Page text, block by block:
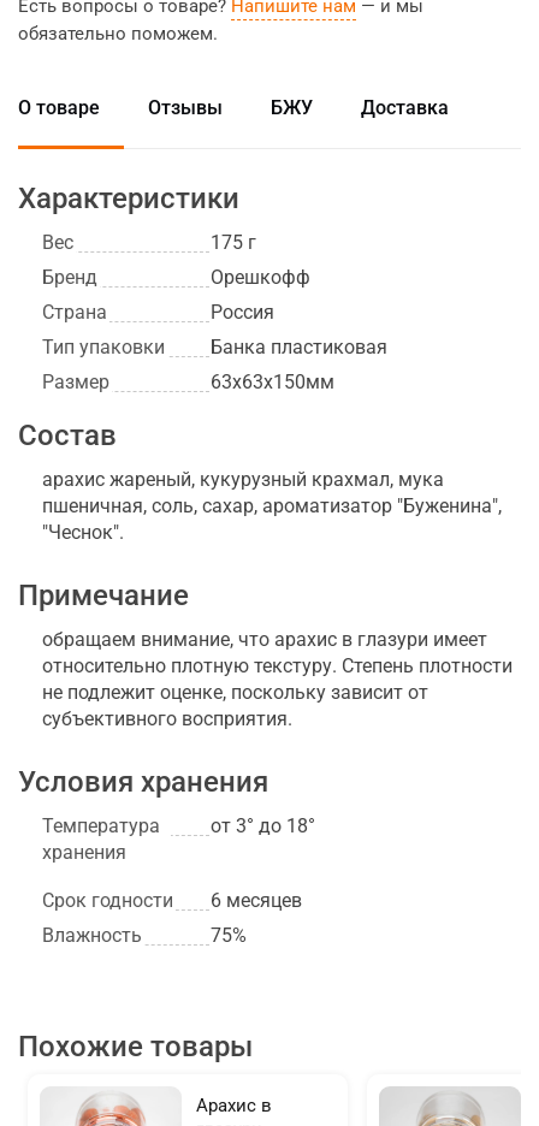
Есть вопросы о товаре? Напишите нам — и мы
обязательно поможем.
О товаре Отзывы БЖУ Доставка
Характеристики
Вес
175 г
Бренд
Орешкофф
Страна
Россия
Тип упаковки
Банка пластиковая
Размер
63х63х150мм
Состав
арахис жареный, кукурузный крахмал, мука
пшеничная, соль, сахар, ароматизатор "Буженина",
"Чеснок".
Примечание
обращаем внимание, что арахис в глазури имеет
относительно плотную текстуру. Степень плотности
не подлежит оценке, поскольку зависит от
субъективного восприятия.
Условия хранения
Температура
хранения
от 3° до 18°
Срок годности
6 месяцев
Влажность
75%
Похожие товары
Арахис в